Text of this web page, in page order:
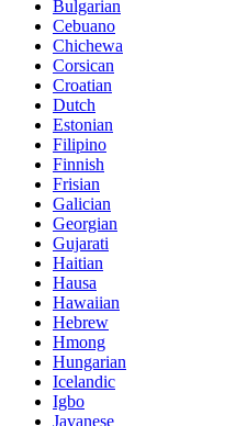
Bulgarian
Cebuano
Chichewa
Corsican
Croatian
Dutch
Estonian
Filipino
Finnish
Frisian
Galician
Georgian
Gujarati
Haitian
Hausa
Hawaiian
Hebrew
Hmong
Hungarian
Icelandic
Igbo
Javanese